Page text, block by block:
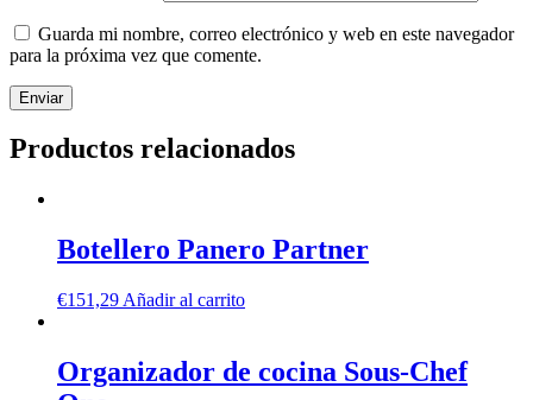
Guarda mi nombre, correo electrónico y web en este navegador
para la próxima vez que comente.
Productos relacionados
Botellero Panero Partner
€151,29 Añadir al carrito
Organizador de cocina Sous-Chef